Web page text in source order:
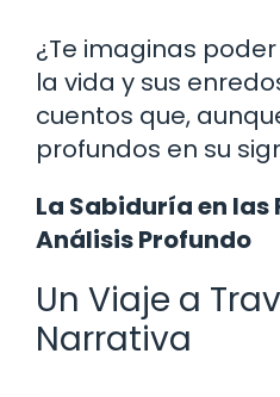
¿Te imaginas
la vida y sus
cuentos que,
profundos en su
La Sabiduría en las
Análisis Profundo
Un Viaje a
Narrativa